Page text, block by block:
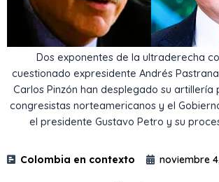
Dos exponentes de la ultraderecha
cuestionado expresidente Andrés
Carlos Pinzón han desplegado su
congresistas norteamericanos y el
el presidente Gustavo Petro y su
Colombia en contexto noviembre